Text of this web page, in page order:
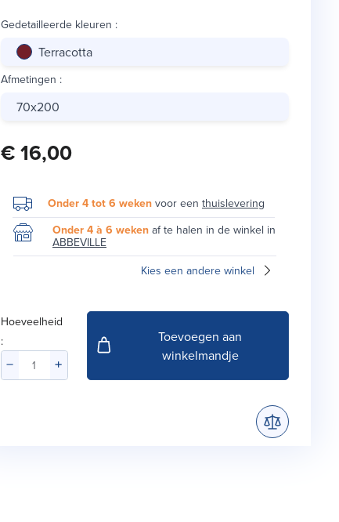
Gedetailleerde kleuren :
Terracotta
Afmetingen :
70x200
€ 16,00
Onder 4 tot 6 weken voor een thuislevering
Onder 4 à 6 weken af te halen in de winkel in
ABBEVILLE
Kies een andere winkel
Hoeveelheid
:
Toevoegen aan
winkelmandje